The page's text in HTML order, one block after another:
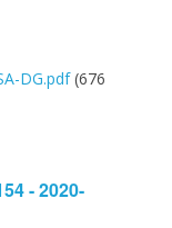
DG.pdf(676
- 2020-